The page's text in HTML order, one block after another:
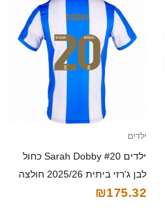
ילדים
ילדים Sarah Dobby #20 כחול
לבן ג'רזי ביתית 2025/26 חולצה
קצרה
₪175.32